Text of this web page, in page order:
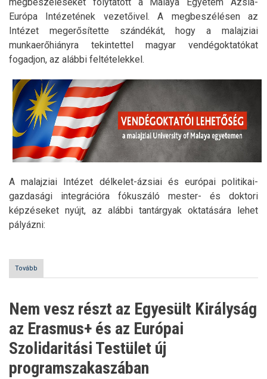
megbeszéléseket folytatott a Malaya Egyetem Ázsia-
Európa Intézetének vezetőivel. A megbeszélésen az
Intézet megerősítette szándékát, hogy a malajziai
munkaerőhiányra tekintettel magyar vendégoktatókat
fogadjon, az alábbi feltételekkel.
A malajziai Intézet délkelet-ázsiai és európai politikai-
gazdasági integrációra fókuszáló mester- és doktori
képzéseket nyújt, az alábbi tantárgyak oktatására lehet
pályázni:
Tovább
lehetőség
Nem vesz részt az Egyesült Királyság
az Erasmus+ és az Európai
Szolidaritási Testület új
programszakaszában